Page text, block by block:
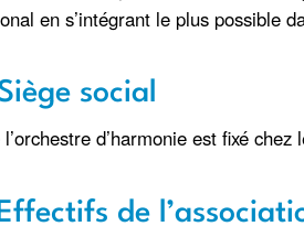
en s’intégrant le plus possible
social
d’harmonie est fixé chez
de